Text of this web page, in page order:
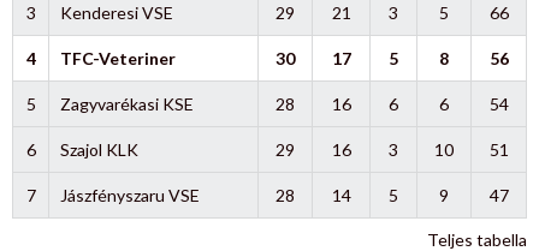
3 Kenderesi VSE 29 21 3 5 66
4 TFC-Veteriner 30 17 5 8 56
5 Zagyvarékasi KSE 28 16 6 6 54
6 Szajol KLK 29 16 3 10 51
7 Jászfényszaru VSE 28 14 5 9 47
Teljes tabella